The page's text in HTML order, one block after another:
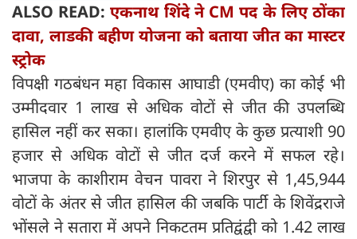
ALSO READ:एकनाथ शिंदे ने CM पद के लिए ठोंका
दावा, लाडकी बहीण योजना को बताया जीत का मास्टर
स्ट्रोक
विपक्षी गठबंधन महा विकास आघाडी (एमवीए) का कोई भी
उम्मीदवार 1 लाख से अधिक वोटों से जीत की उपलब्धि
हासिल नहीं कर सका। हालांकि एमवीए के कुछ प्रत्याशी 90
हजार से अधिक वोटों से जीत दर्ज करने में सफल रहे।
भाजपा के काशीराम वेचन पावरा ने शिरपुर से 1,45,944
वोटों के अंतर से जीत हासिल की जबकि पार्टी के शिवेंद्रराजे
भोंसले ने सतारा में अपने निकटतम प्रतिद्वंद्वी को 1.42 लाख